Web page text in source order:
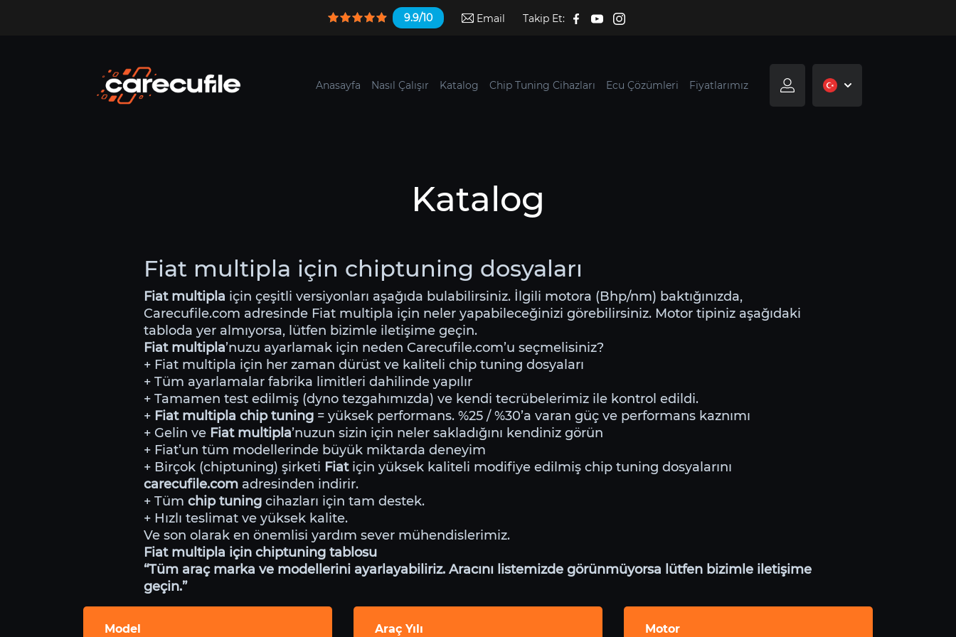
9.9/10 Email Takip Et:
Anasayfa Nasıl Çalışır Katalog Chip Tuning Cihazları Ecu Çözümleri Fiyatlarımız
Katalog
Fiat multipla için chiptuning dosyaları
Fiat multipla için çeşitli versiyonları aşağıda bulabilirsiniz. İlgili motora (Bhp/nm) baktığınızda,
Carecufile.com adresinde Fiat multipla için neler yapabileceğinizi görebilirsiniz. Motor tipiniz aşağıdaki
tabloda yer almıyorsa, lütfen bizimle iletişime geçin.
Fiat multipla’nuzu ayarlamak için neden Carecufile.com’u seçmelisiniz?
+ Fiat multipla için her zaman dürüst ve kaliteli chip tuning dosyaları
+ Tüm ayarlamalar fabrika limitleri dahilinde yapılır
+ Tamamen test edilmiş (dyno tezgahımızda) ve kendi tecrübelerimiz ile kontrol edildi.
+ Fiat multipla chip tuning = yüksek performans. %25 / %30’a varan güç ve performans kaznımı
+ Gelin ve Fiat multipla’nuzun sizin için neler sakladığını kendiniz görün
+ Fiat’un tüm modellerinde büyük miktarda deneyim
+ Birçok (chiptuning) şirketi Fiatiçin yüksek kaliteli modifiye edilmiş chip tuning dosyalarını
carecufile.com adresinden indirir.
+ Tüm chip tuning cihazları için tam destek.
+ Hızlı teslimat ve yüksek kalite.
Ve son olarak en önemlisi yardım sever mühendislerimiz.
Fiat multipla için chiptuning tablosu
“Tüm araç marka ve modellerini ayarlayabiliriz. Aracını listemizde görünmüyorsa lütfen bizimle iletişime
geçin.”
Model Araç Yılı Motor